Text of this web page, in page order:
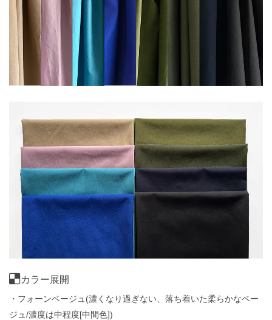
カラー展開
・フォーンベージュ(濃くなり過ぎない、落ち着いた柔らかなベー
ジュ/濃度は中程度[中間色])